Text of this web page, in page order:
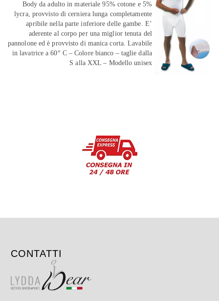
Body da adulto in materiale 95% cotone e 5%
lycra, provvisto di cerniera lunga completamente
apribile nella parte inferiore delle gambe. E’
aderente al corpo per una miglior tenuta del
pannolone ed è provvisto di manica corta. Lavabile
in lavatrice a 60° C – Colore bianco – taglie dalla
S alla XXL – Modello unisex
CONTATTI